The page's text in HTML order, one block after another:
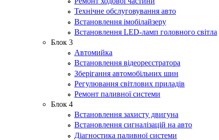
Технічне обслуговування авто
Встановлення імобілайзеру
Встановлення LED-ламп головного світла
Блок 3
Автомийка
Встановлення відеореєстратора
Зберігання автомобільних шин
Регулювання світлових приладів
Ремонт паливної системи
Блок 4
Встановлення захисту двигуна
Встановлення сигналізацій на авто
Діагностика паливної системи